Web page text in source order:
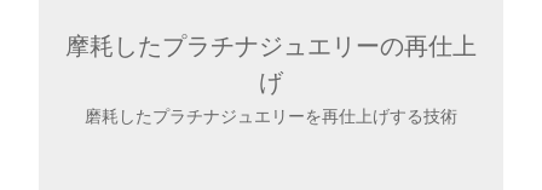
摩耗したプラチナジュエリーの再仕上
げ
磨耗したプラチナジュエリーを再仕上げする技術